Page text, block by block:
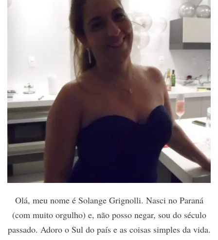
Olá, meu nome é Solange Grignolli. Nasci no Paraná
(com muito orgulho) e, não posso negar, sou do século
passado. Adoro o Sul do país e as coisas simples da vida.